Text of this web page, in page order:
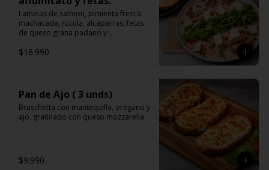
Laminas de salmon, pimienta fresca
machacada, rucula, alcaparras, fetas
de queso grana padano y
$16.990
Pan de Ajo ( 3 unds)
Bruschetta con mantequilla, oregano y
ajo, gratinado con queso mozzarella.
$9.990